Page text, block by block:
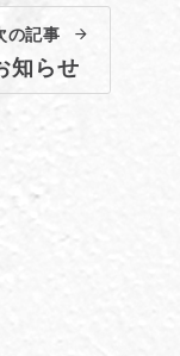
の記事
知らせ